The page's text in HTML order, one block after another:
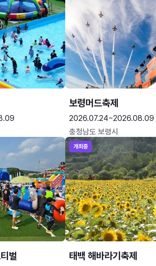
보령머드축제
2026.07.24~2026.08.09
충청남도 보령시
벌
개최중
태백 해바라기축제